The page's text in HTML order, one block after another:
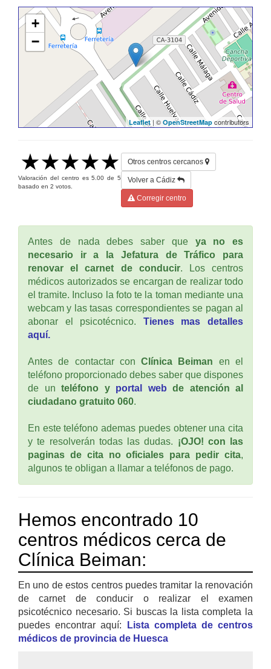
+
−
Leaflet | © OpenStreetMap contributors
Valoración del centro es5.00 de5
basado en 2 votos.
Otros centros cercanos
Volver a Cádiz
Corregir centro
Antes de nada debes saber que ya no es
necesario ir a la Jefatura de Tráfico para
renovar el carnet de conducir. Los centros
médicos autorizados se encargan de realizar todo
el tramite. Incluso la foto te la toman mediante una
webcam y las tasas correspondientes se pagan al
abonar el psicotécnico. Tienes mas detalles
aquí.
Antes de contactar conClínica Beiman en el
teléfono proporcionado debes saber que dispones
de un teléfono y portal web de atención al
ciudadano gratuito 060.
En este teléfono ademas puedes obtener una cita
y te resolverán todas las dudas. ¡OJO! con las
paginas de cita no oficiales para pedir cita,
algunos te obligan a llamar a teléfonos de pago.
Hemos encontrado 10
centros médicos cerca de
Clínica Beiman:
En uno de estos centros puedes tramitar la renovación
de carnet de conducir o realizar el examen
psicotécnico necesario. Si buscas la lista completa la
puedes encontrar aquí:
Lista completa de centros
médicos de provincia de Huesca